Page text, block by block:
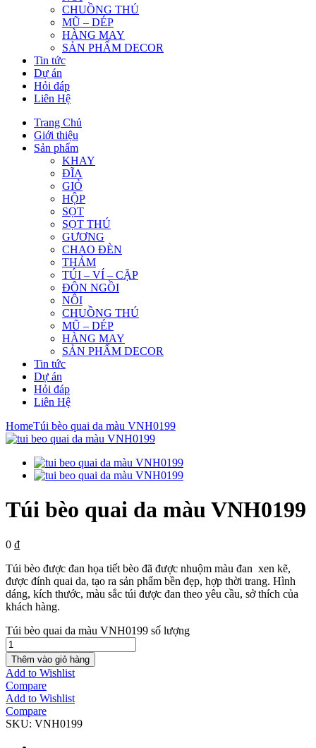
CHUỒNG THÚ
MŨ – DÉP
HÀNG MAY
SẢN PHẨM DECOR
Tin tức
Dự án
Hỏi đáp
Liên Hệ
Trang Chủ
Giới thiệu
Sản phẩm
KHAY
ĐĨA
GIỎ
HỘP
SỌT
SỌT THÚ
GƯƠNG
CHAO ĐÈN
THẢM
TÚI – VÍ – CẶP
ĐÔN NGỒI
NÔI
CHUỒNG THÚ
MŨ – DÉP
HÀNG MAY
SẢN PHẨM DECOR
Tin tức
Dự án
Hỏi đáp
Liên Hệ
HomeTúi bèo quai da màu VNH0199
Túi bèo quai da màu VNH0199
0 ₫
Túi bèo được đan họa tiết bèo đã được nhuộm màu đan xen kẽ,
được đính quai da, tạo ra sản phẩm bền đẹp, hợp thời trang. Hình
dáng, kích thước, màu sắc túi được đan theo yêu cầu, sở thích của
khách hàng.
Túi bèo quai da màu VNH0199 số lượng
Thêm vào giỏ hàng
Add to Wishlist
Compare
Add to Wishlist
Compare
SKU: VNH0199